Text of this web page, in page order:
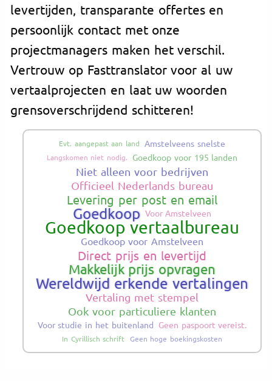
levertijden, transparante offertes en
persoonlijk contact met onze
projectmanagers maken het verschil.
Vertrouw op Fasttranslator voor al uw
vertaalprojecten en laat uw woorden
grensoverschrijdend schitteren!
Evt. aangepast aan land Amstelveens snelste
Langskomen niet nodig. Goedkoop voor 195 landen
Niet alleen voor bedrijven
Officieel Nederlands bureau
Levering per post en email
Goedkoop Voor Amstelveen
Goedkoop vertaalbureau
Goedkoop voor Amstelveen
Direct prijs en levertijd
Makkelijk prijs opvragen
Wereldwijd erkende vertalingen
Vertaling met stempel
Ook voor particuliere klanten
Voor studie in het buitenland Geen paspoort vereist.
In Cyrillisch schrift Geen hoge boekingskosten